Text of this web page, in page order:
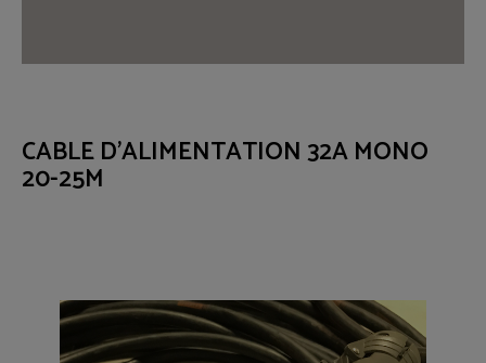
CABLE D'ALIMENTATION 32A MONO
20-25M